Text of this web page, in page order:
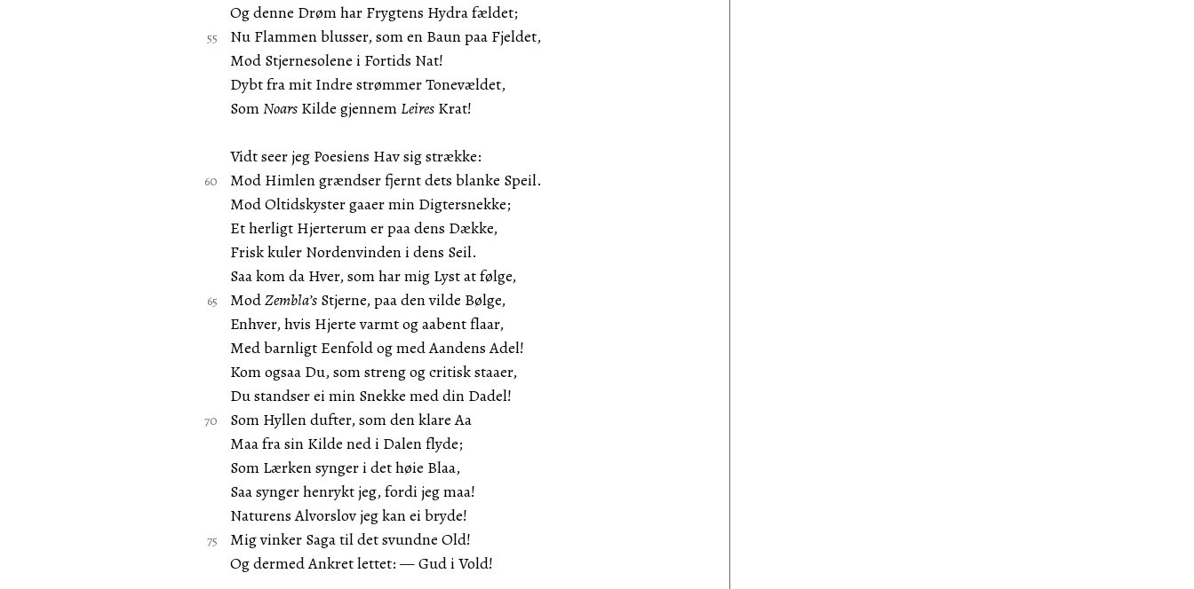
Og denne Drøm har Frygtens Hydra fældet;
Nu Flammen blusser, som en Baun paa Fjeldet,
Mod Stjernesolene i Fortids Nat!
Dybt fra mit Indre strømmer Tonevældet,
SomNoarsKilde gjennemLeiresKrat!
Vidt seer jeg Poesiens Hav sig strække:
Mod Himlen grændser fjernt dets blanke Speil.
Mod Oltidskyster gaaer min Digtersnekke;
Et herligt Hjerterum er paa dens Dække,
Frisk kuler Nordenvinden i dens Seil.
Saa kom da Hver, som har mig Lyst at følge,
ModZembla’sStjerne, paa den vilde Bølge,
Enhver, hvis Hjerte varmt og aabent flaar,
Med barnligt Eenfold og med Aandens Adel!
Kom ogsaa Du, som streng og critisk staaer,
Du standser ei min Snekke med din Dadel!
Som Hyllen dufter, som den klare Aa
Maa fra sin Kilde ned i Dalen flyde;
Som Lærken synger i det høie Blaa,
Saa synger henrykt jeg, fordi jeg maa!
Naturens Alvorslov jeg kan ei bryde!
Mig vinker Saga til det svundne Old!
Og dermed Ankret lettet: — Gud i Vold!